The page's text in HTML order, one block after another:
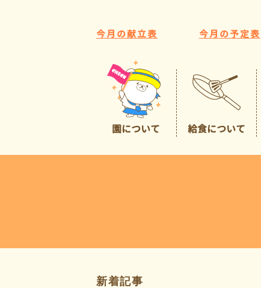
今月の献立表 今月の予定表
園について
給食について
給食について
新着記事